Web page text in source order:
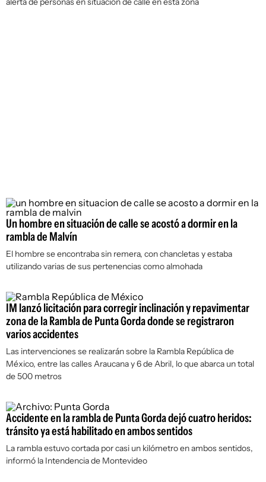
Un hombre en situación de calle se acostó a dormir en la
rambla de Malvín
El hombre se encontraba sin remera, con chancletas y estaba
utilizando varias de sus pertenencias como almohada
IM lanzó licitación para corregir inclinación y repavimentar
zona de la Rambla de Punta Gorda donde se registraron
varios accidentes
Las intervenciones se realizarán sobre la Rambla República de
México, entre las calles Araucana y 6 de Abril, lo que abarca un total
de 500 metros
Accidente en la rambla de Punta Gorda dejó cuatro heridos:
tránsito ya está habilitado en ambos sentidos
La rambla estuvo cortada por casi un kilómetro en ambos sentidos,
informó la Intendencia de Montevideo